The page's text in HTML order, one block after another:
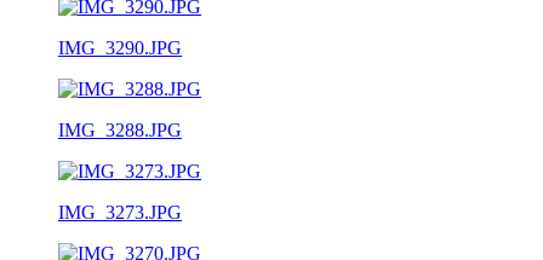
IMG_3290.JPG
IMG_3288.JPG
IMG_3273.JPG